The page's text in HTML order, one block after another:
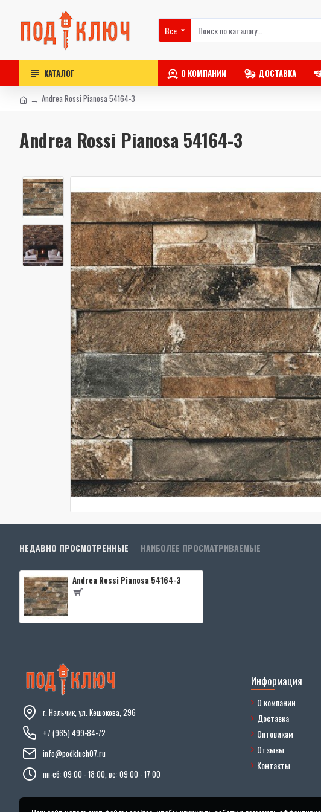
Все
КАТАЛОГ О КОМПАНИИ ДОСТАВКА
Andrea Rossi Pianosa 54164-3
Andrea Rossi Pianosa 54164-3
НЕДАВНО ПРОСМОТРЕННЫЕ НАИБОЛЕЕ ПРОСМАТРИВАЕМЫЕ
Andrea Rossi Pianosa 54164-3
г. Нальчик, ул. Кешокова, 296
+7 (965) 499-84-72
info@podkluch07.ru
пн-сб: 09:00 - 18:00, вс: 09:00 - 17:00
Информация
О компании
Доставка
Оптовикам
Отзывы
Контакты